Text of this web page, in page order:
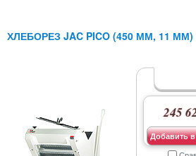
ХЛЕБОРЕЗ JAC PICO (450 ММ, 11 ММ)
245
Добавить